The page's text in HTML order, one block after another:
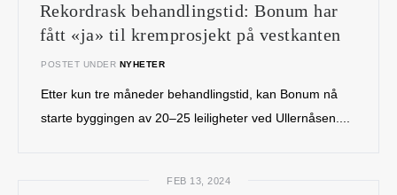
Rekordrask behandlingstid: Bonum har
fått «ja» til kremprosjekt på vestkanten
POSTET UNDER NYHETER
Etter kun tre måneder behandlingstid, kan Bonum nå
starte byggingen av 20–25 leiligheter ved Ullernåsen....
FEB 13, 2024